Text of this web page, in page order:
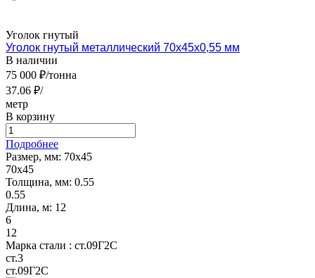
Уголок гнутый
Уголок гнутый металлический 70х45х0,55 мм
В наличии
75 000 ₽/тонна
37.06 ₽/
метр
В корзину
Подробнее
Размер, мм: 70х45
70х45
Толщина, мм: 0.55
0.55
Длина, м: 12
6
12
Марка стали : ст.09Г2С
ст.3
ст.09Г2С